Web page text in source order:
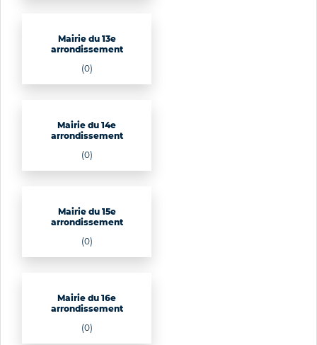
Mairie du 13e
arrondissement
(0)
Mairie du 14e
arrondissement
(0)
Mairie du 15e
arrondissement
(0)
Mairie du 16e
arrondissement
(0)